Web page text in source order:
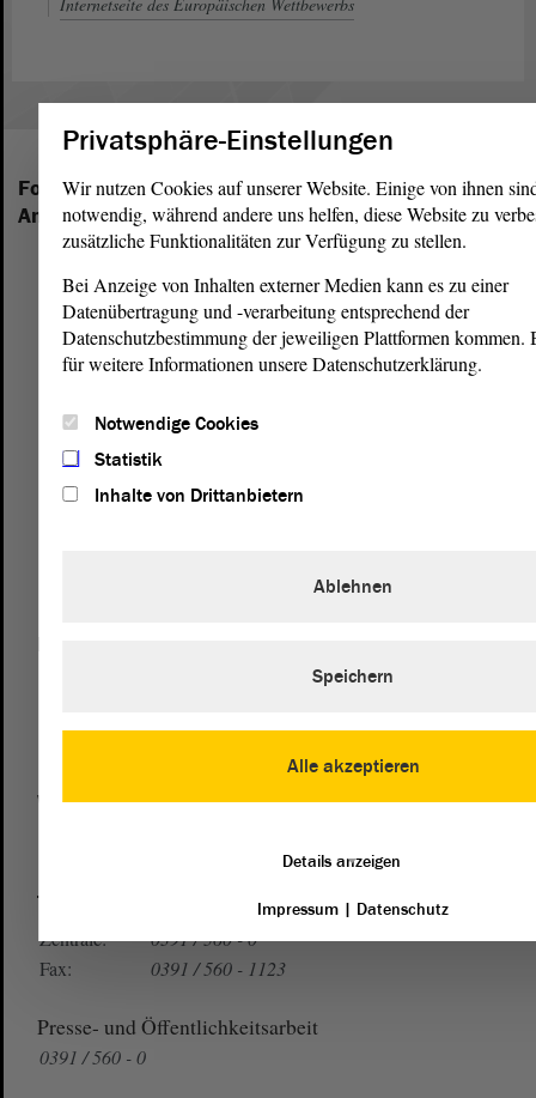
Folgende Fraktionen sind im Landtag von Sachsen-
Anhalt vertreten:
39104 Magdeburg
Wegbeschreibung
Telefon und Fax
Zentrale:
0391 / 560 - 0
Fax:
0391 / 560 - 1123
Presse- und Öffentlichkeitsarbeit
0391 / 560 - 0
Privatsphäre-Einstellungen
Wir nutzen Cookies auf unserer Website. Einige von ihnen
notwendig, während andere uns helfen, diese Website zu
zusätzliche Funktionalitäten zur Verfügung zu stellen.
Bei Anzeige von Inhalten externer Medien kann es zu einer
Datenübertragung und -verarbeitung entsprechend der
Datenschutzbestimmung der jeweiligen Plattformen kommen.
für weitere Informationen unsere Datenschutzerklärung.
Notwendige Cookies
Statistik
Inhalte von Drittanbietern
Alle akzeptieren
Ablehnen
Speichern
Details anzeigen
Impressum | Datenschutz